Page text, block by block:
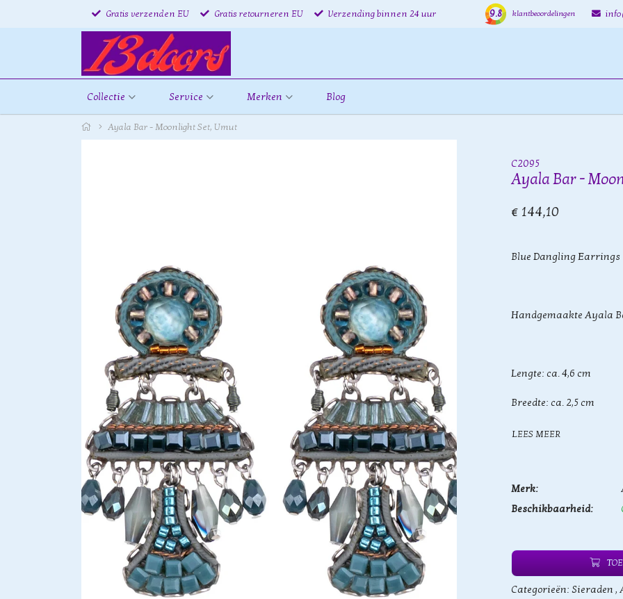
Gratis verzenden EU Gratis retourneren EU Verzending binnen 24 uur 9.8 klantbeoordelingen
Collectie Service Merken Blog
Ayala Bar - Moonlight Set, Umut
C2095
Ayala Bar -
€ 144,10
Blue Dangling Earrings
Handgemaakte Ayala
Lengte: ca. 4,6 cm
Breedte: ca. 2,5 cm
LEES MEER
Merk:
Beschikbaarheid:
Categorieën: Sieraden ,